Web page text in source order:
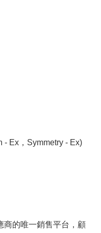
- Ex，Symmetry - Ex)
商的唯一銷售平台，顧